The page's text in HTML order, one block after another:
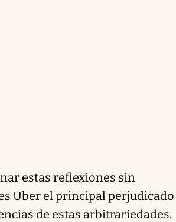
estas reflexiones sin
Uber el principal perjudicado
de estas arbitrariedades.